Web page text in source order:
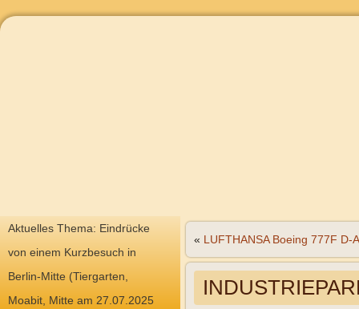
Aktuelles Thema: Eindrücke
von einem Kurzbesuch in
Berlin-Mitte (Tiergarten,
Moabit, Mitte am 27.07.2025
« LUFTHANSA Boeing 777F D-